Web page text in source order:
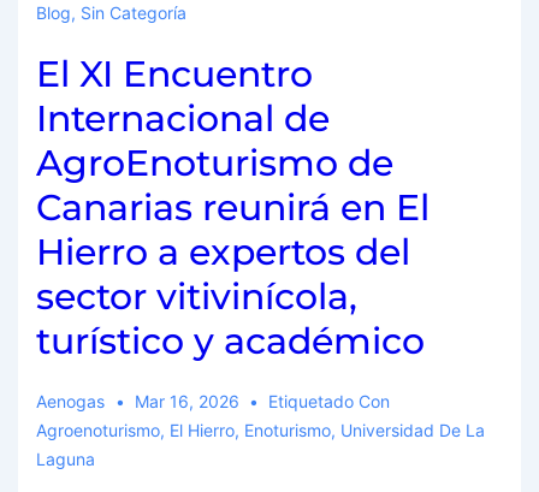
Blog, Sin Categoría
El XI Encuentro
Internacional de
AgroEnoturismo de
Canarias reunirá en El
Hierro a expertos del
sector vitivinícola,
turístico y académico
Aenogas Mar 16, 2026
Etiquetado Con
Agroenoturismo, El Hierro, Enoturismo, Universidad De La
Laguna